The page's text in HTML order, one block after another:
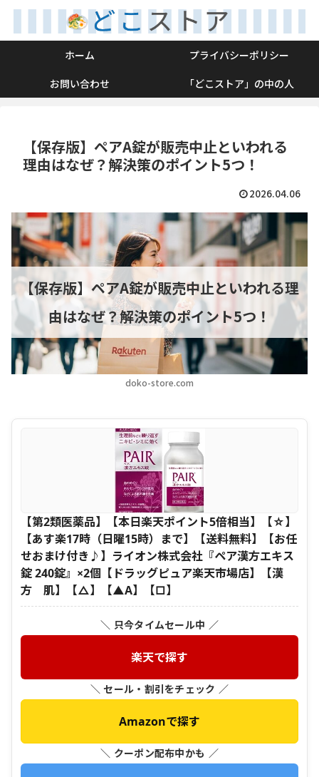
ホーム
プライバシーポリシー
お問い合わせ
「どこストア」の中の人
【保存版】ペアA錠が販売中止といわれる
理由はなぜ？解決策のポイント5つ！
2026.04.06
doko-store.com
【保存版】ペアA錠が販売中止といわれる理
由はなぜ？解決策のポイント5つ！
【第2類医薬品】【本日楽天ポイント5倍相当】【☆】
【あす楽17時（日曜15時）まで】【送料無料】【お任
せおまけ付き♪】ライオン株式会社『ペア漢方エキス
錠 240錠』×2個【ドラッグピュア楽天市場店】【漢
方 肌】【△】【▲A】【□】
＼ 只今タイムセール中 ／
楽天で探す
＼ セール・割引をチェック ／
Amazonで探す
＼ クーポン配布中かも ／